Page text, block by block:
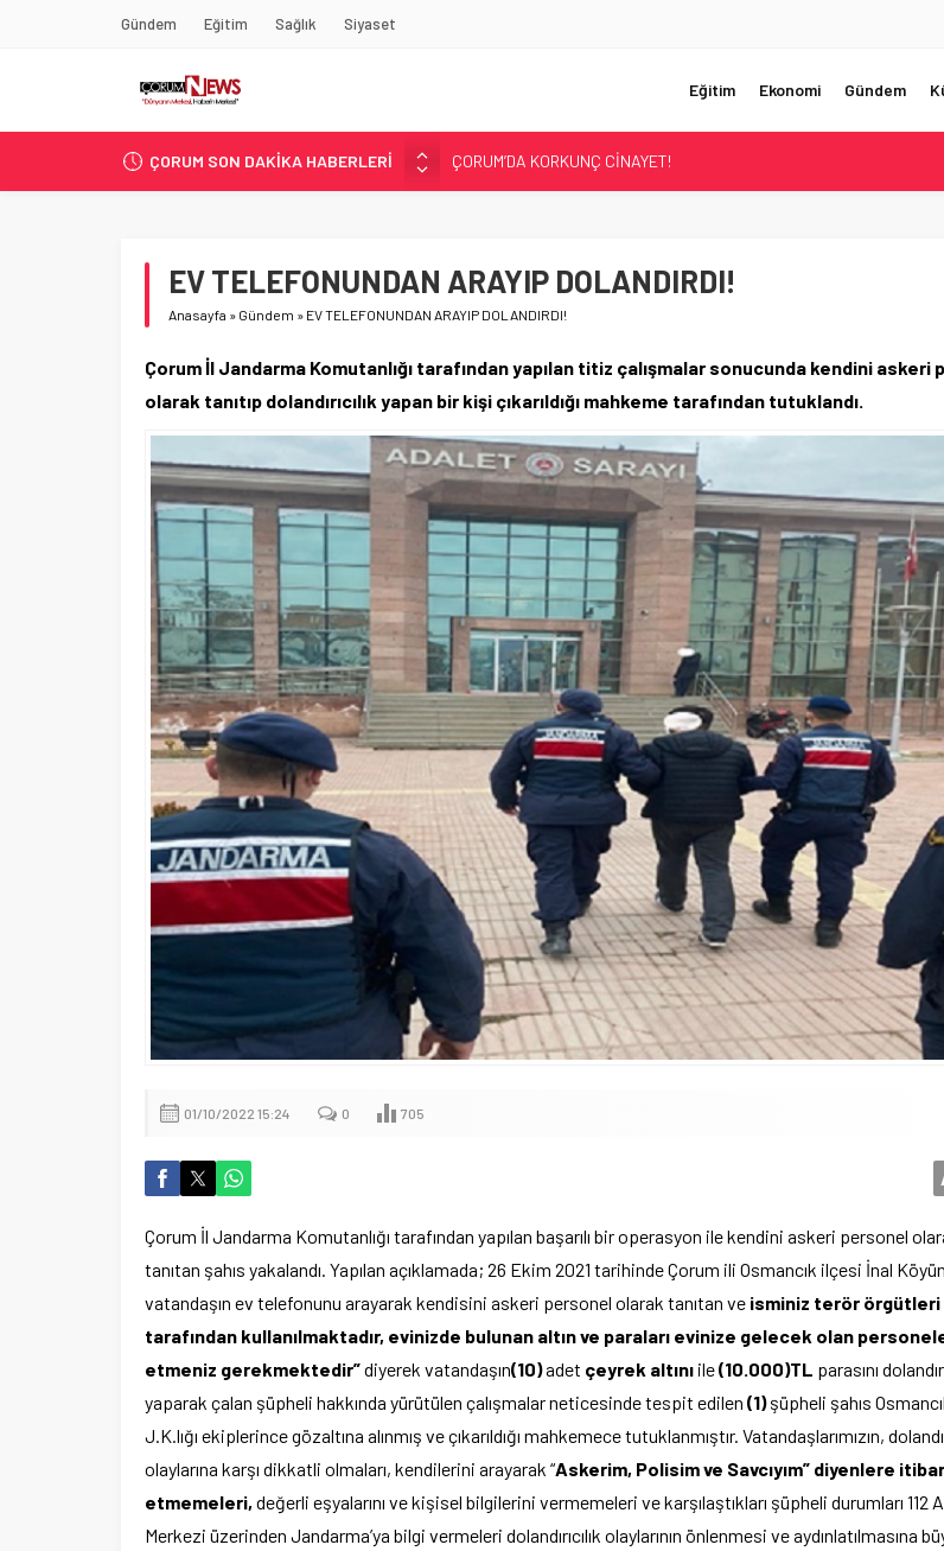
Gündem Eğitim Sağlık Siyaset
Eğitim Ekonomi Gündem
ÇORUM SON DAKİKA HABERLERİ
ASLAN, CUMHURBAŞKANI BAŞDANIŞMANI OLDU
SIR PERDESİ ÇÖZÜLDÜ!
ÇATIDAN DÜŞTÜ!
EV TELEFONUNDAN ARAYIP DOLANDIRDI!
Anasayfa » Gündem » EV TELEFONUNDAN ARAYIP DOLANDIRDI!
Çorum İl Jandarma Komutanlığı tarafından yapılan titiz çalışmalar sonucunda kendini askeri
olarak tanıtıp dolandırıcılık yapan bir kişi çıkarıldığı mahkeme tarafından tutuklandı.
01/10/2022 15:24 0 705
Çorum İl Jandarma Komutanlığı tarafından yapılan başarılı bir operasyon ile kendini askeri personel
tanıtan şahıs yakalandı. Yapılan açıklamada; 26 Ekim 2021 tarihinde Çorum ili Osmancık ilçesi İnal
vatandaşın ev telefonunu arayarak kendisini askeri personel olarak tanıtan ve isminiz terör örgütleri
tarafından kullanılmaktadır, evinizde bulunan altın ve paraları evinize gelecek olan
etmeniz gerekmektedir”diyerek vatandaşın(10)adet çeyrek altını ile(10.000)TL parasını
yaparak çalan şüpheli hakkında yürütülen çalışmalar neticesinde tespit edilen (1)şüpheli şahıs
J.K.lığı ekiplerince gözaltına alınmış ve çıkarıldığı mahkemece tutuklanmıştır. Vatandaşlarımızın,
olaylarına karşı dikkatli olmaları, kendilerini arayarak “Askerim, Polisim ve Savcıyım” diyenlere itibar
etmemeleri, değerli eşyalarını ve kişisel bilgilerini vermemeleri ve karşılaştıkları şüpheli durumları 112
Merkezi üzerinden Jandarma’ya bilgi vermeleri dolandırıcılık olaylarının önlenmesi ve aydınlatılmasına